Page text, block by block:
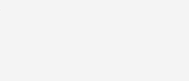
pubblicazione degli annunci
di privacy e/o di alcun altro